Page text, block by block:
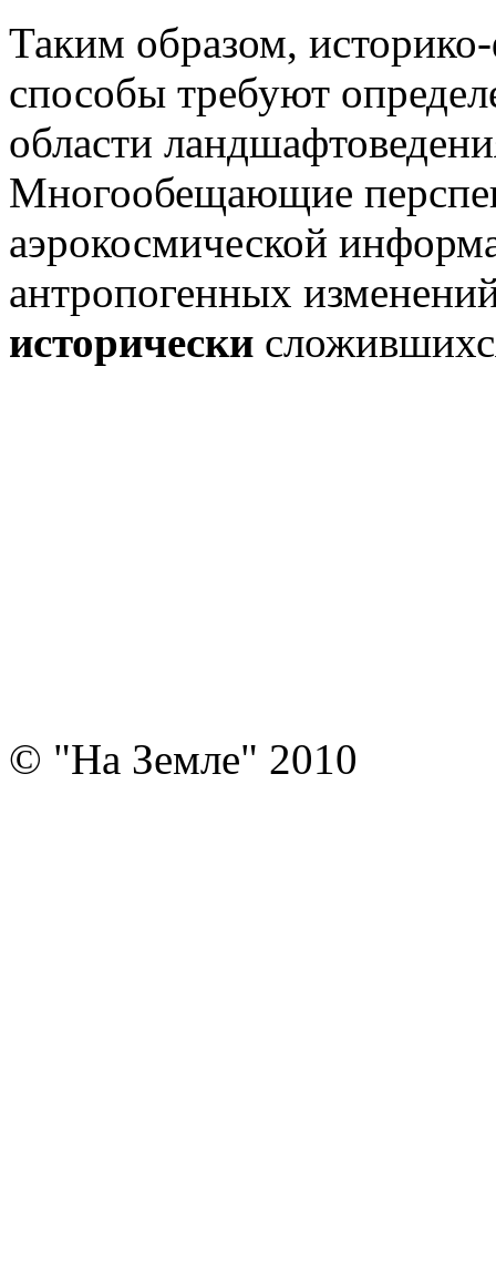
Таким образом,
способы требуют
области
Многообещающие
аэрокосмической
антропогенных
исторически
© "На Земле" 2010